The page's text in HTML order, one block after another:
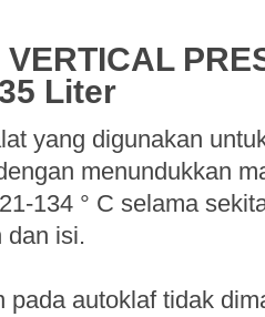
Liter
yang digunakan
menundukkan
134 ° C selama
dan isi.
pada autoklaf tidak